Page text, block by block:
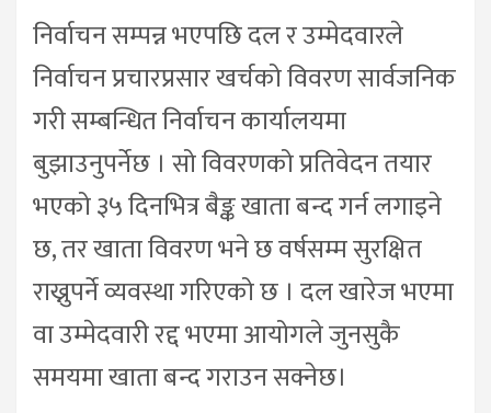
निर्वाचन सम्पन्न भएपछि दल र उम्मेदवारले
निर्वाचन प्रचारप्रसार खर्चको विवरण सार्वजनिक
गरी सम्बन्धित निर्वाचन कार्यालयमा
बुझाउनुपर्नेछ । सो विवरणको प्रतिवेदन तयार
भएको ३५ दिनभित्र बैङ्क खाता बन्द गर्न लगाइने
छ, तर खाता विवरण भने छ वर्षसम्म सुरक्षित
राख्नुपर्ने व्यवस्था गरिएको छ । दल खारेज भएमा
वा उम्मेदवारी रद्द भएमा आयोगले जुनसुकै
समयमा खाता बन्द गराउन सक्नेछ।